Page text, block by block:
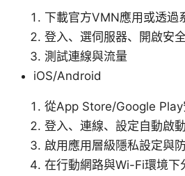
下載官方VMN應用或透過
登入、選伺服器、開啟安
測試連線與流量
iOS/Android
從App Store/Google Play
登入、連線、設定自動啟動
啟用應用層級隱私設定與
在行動網路與Wi-Fi環境下